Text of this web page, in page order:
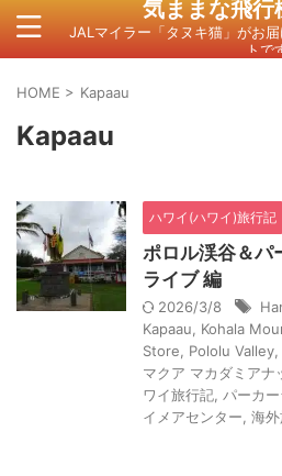
気ままな飛行
JALマイラー「タヌキ猫」がお
トで
HOME > Kapaau
Kapaau
ハワイ(ハワイ)旅行記
ポロル渓谷＆パ
ライブ 編
2026/3/8
Kapaau
Kohala
Store
Pololu Valley
マクア マカダミアナ
ワイ旅行記 パーカ
イメアセンター 海